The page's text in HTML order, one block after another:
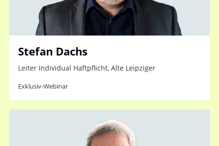
Stefan Dachs
Leiter Individual Haftpflicht, Alte Leipziger
Exklusiv-Webinar